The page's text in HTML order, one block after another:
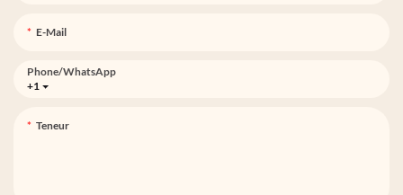
E-Mail
+1
Phone/whatsApp
Teneur